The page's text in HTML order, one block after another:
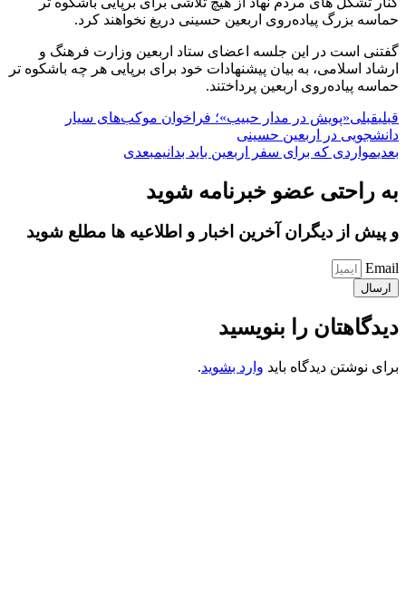
حماسه بزرگ پیاده‌روی اربعین حسینی دریغ نخواهند کرد.
گفتنی است در این جلسه اعضای ستاد اربعین وزارت فرهنگ و
ارشاد اسلامی، به بیان پیشنهادات خود برای برپایی هر چه باشکوه تر
حماسه پیاده‌روی اربعین پرداختند.
قبلیقبلی«پویش در مدار حبیب»؛ فراخوان موکب‌های سیار
دانشجویی در اربعین حسینی
بعدیمواردی که برای سفر اربعین باید بدانیمبعدی
به راحتی عضو خبرنامه شوید
و پیش از دیگران آخرین اخبار و اطلاعیه ها مطلع شوید
Email
ارسال
دیدگاهتان را بنویسید
برای نوشتن دیدگاه باید وارد بشوید.